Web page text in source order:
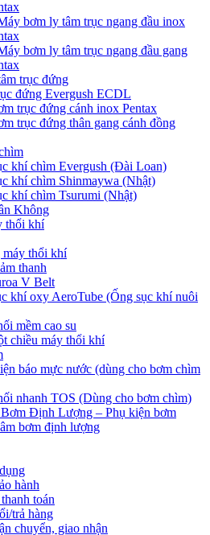
bơm ly tâm trục ngang đầu inox
bơm ly tâm trục ngang đầu gang
trục đứng
đứng Evergush ECDL
trục đứng cánh inox Pentax
trục đứng thân gang cánh đồng
khí chìm Evergush (Đài Loan)
khí chìm Shinmaywa (Nhật)
khí chìm Tsurumi (Nhật)
Không
thổi khí
máy thổi khí
thanh
V Belt
khí oxy AeroTube (Ống sục khí nuôi
mềm cao su
chiều máy thổi khí
báo mực nước (dùng cho bơm chìm
nhanh TOS (Dùng cho bơm chìm)
Định Lượng – Phụ kiện bơm
bơm định lượng
hành
toán
trả hàng
chuyển, giao nhận